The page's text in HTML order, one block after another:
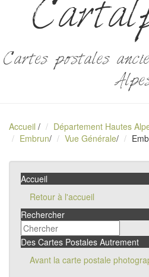
Cartes postales
Accueil / Département Hautes
Embrun/ Vue Générale/
Accueil
Retour à l'accueil
Rechercher
Des Cartes Postales Autrement
Avant la carte postale